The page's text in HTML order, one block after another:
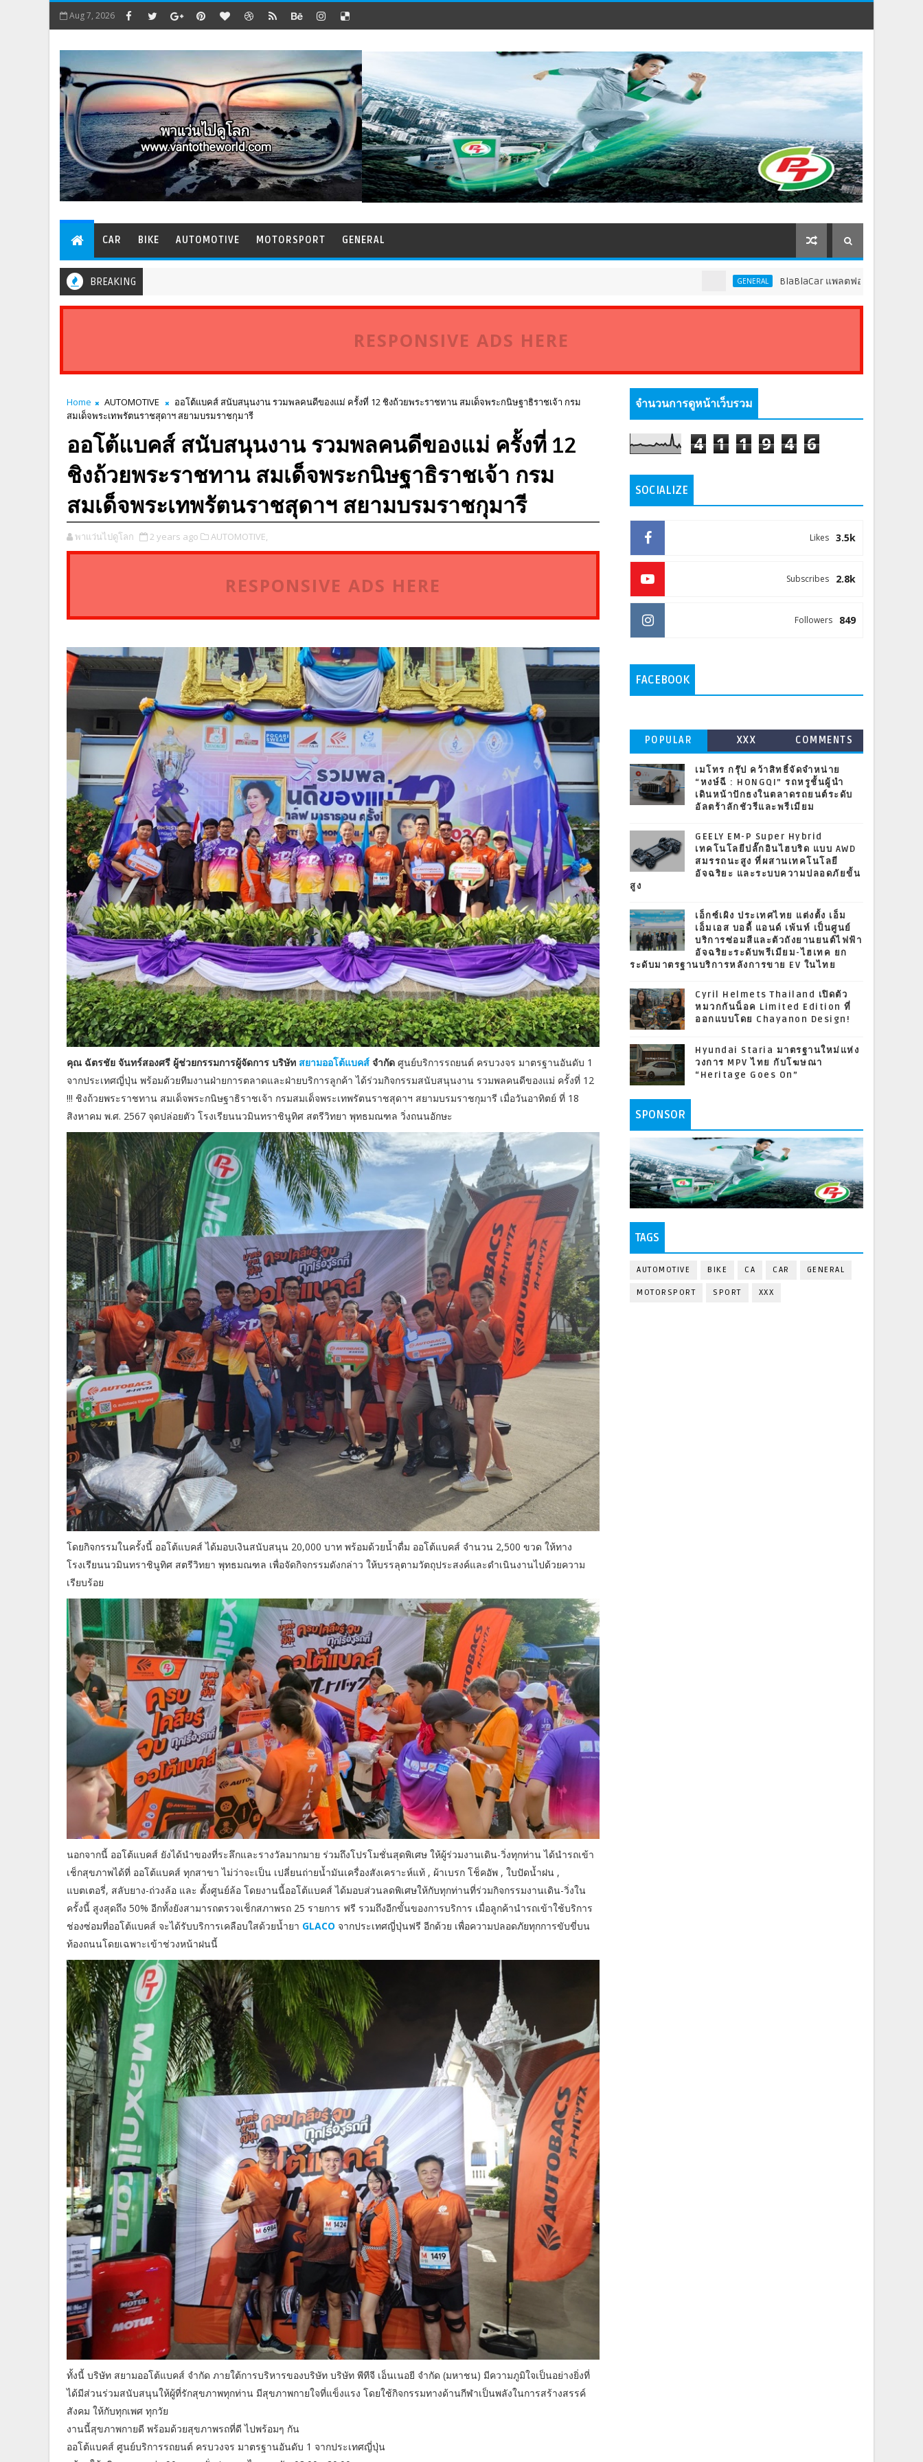
Aug 7, 2026
CAR BIKE AUTOMOTIVE MOTORSPORT GENERAL
BREAKING BlaBlaCar แพลตฟอร์มคาร์พูลชั้นนำระดับโลก ป
RESPONSIVE ADS HERE
Home AUTOMOTIVE
ออโต้แบคส์ สนับสนุนงาน รวมพลคนดีของแม่ ครั้งที่ 12 ชิงถ้วยพระราชทาน สมเด็จพระกนิษฐาธิราชเจ้า กรม
สมเด็จพระเทพรัตนราชสุดาฯ สยามบรมราชกุมารี
ออโต้แบคส์ สนับสนุนงาน รวมพลคนดีของแม่ ครั้งที่ 12
ชิงถ้วยพระราชทาน สมเด็จพระกนิษฐาธิราชเจ้า กรม
สมเด็จพระเทพรัตนราชสุดาฯ สยามบรมราชกุมารี
พาแว่นไปดูโลก 2 years ago AUTOMOTIVE,
RESPONSIVE ADS HERE
คุณ ฉัตรชัย จันทร์สองศรี ผู้ช่วยกรรมการผู้จัดการ บริษัท สยามออโต้แบคส์ จำกัด ศูนย์บริการรถยนต์ ครบวงจร มาตรฐานอันดับ 1
จากประเทศญี่ปุ่น พร้อมด้วยทีมงานฝ่ายการตลาดและฝ่ายบริการลูกค้า ได้ร่วมกิจกรรมสนับสนุนงาน รวมพลคนดีของแม่ ครั้งที่ 12
!!! ชิงถ้วยพระราชทาน สมเด็จพระกนิษฐาธิราชเจ้า กรมสมเด็จพระเทพรัตนราชสุดาฯ สยามบรมราชกุมารี เมื่อวันอาทิตย์ ที่ 18
สิงหาคม พ.ศ. 2567 จุดปล่อยตัว โรงเรียนนวมินทราชินูทิศ สตรีวิทยา พุทธมณฑล วิ่งถนนอักษะ
โดยกิจกรรมในครั้งนี้ ออโต้แบคส์ ได้มอบเงินสนับสนุน 20,000 บาท พร้อมด้วยน้ำดื่ม ออโต้แบคส์ จำนวน 2,500 ขวด ให้ทาง
โรงเรียนนวมินทราชินูทิศ สตรีวิทยา พุทธมณฑล เพื่อจัดกิจกรรมดังกล่าว ให้บรรลุตามวัตถุประสงค์และดำเนินงานไปด้วยความ
เรียบร้อย
นอกจากนี้ ออโต้แบคส์ ยังได้นำของที่ระลึกและรางวัลมากมาย ร่วมถึงโปรโมชั่นสุดพิเศษ ให้ผู้ร่วมงานเดิน-วิ่งทุกท่าน ได้นำรถเข้า
เช็กสุขภาพได้ที่ ออโต้แบคส์ ทุกสาขา ไม่ว่าจะเป็น เปลี่ยนถ่ายน้ำมันเครื่องสังเคราะห์แท้ , ผ้าเบรก โช็คอัพ , ใบปัดน้ำฝน ,
แบตเตอรี่, สลับยาง-ถ่วงล้อ และ ตั้งศูนย์ล้อ โดยงานนี้ออโต้แบคส์ ได้มอบส่วนลดพิเศษให้กับทุกท่านที่ร่วมกิจกรรมงานเดิน-วิ่งใน
ครั้งนี้ สูงสุดถึง 50% อีกทั้งยังสามารถตรวจเช็กสภาพรถ 25 รายการ ฟรี รวมถึงอีกขั้นของการบริการ เมื่อลูกค้านำรถเข้าใช้บริการ
ช่องซ่อมที่ออโต้แบคส์ จะได้รับบริการเคลือบใสด้วยน้ำยา GLACO จากประเทศญี่ปุ่นฟรี อีกด้วย เพื่อความปลอดภัยทุกการขับขี่บน
ท้องถนนโดยเฉพาะเข้าช่วงหน้าฝนนี้
ทั้งนี้ บริษัท สยามออโต้แบคส์ จำกัด ภายใต้การบริหารของบริษัท บริษัท พีทีจี เอ็นเนอยี จำกัด (มหาชน) มีความภูมิใจเป็นอย่างยิ่งที่
ได้มีส่วนร่วมสนับสนุนให้ผู้ที่รักสุขภาพทุกท่าน มีสุขภาพกายใจที่แข็งแรง โดยใช้กิจกรรมทางด้านกีฬาเป็นพลังในการสร้างสรรค์
สังคม ให้กับทุกเพศ ทุกวัย
งานนี้สุขภาพกายดี พร้อมด้วยสุขภาพรถที่ดี ไปพร้อมๆ กัน
ออโต้แบคส์ ศูนย์บริการรถยนต์ ครบวงจร มาตรฐานอันดับ 1 จากประเทศญี่ปุ่น
จำนวนการดูหน้าเว็บรวม
4 1 1 9 4 6
SOCIALIZE
3.5k
Likes
2.8k
Subscribes
849
Followers
FACEBOOK
POPULAR XXX COMMENTS
เมโทร กรุ๊ป คว้าสิทธิ์จัดจำหน่าย
“หงษ์ฉี : HONGQI” รถหรูชั้นผู้นำ
เดินหน้าปักธงในตลาดรถยนต์ระดับ
อัลตร้าลักชัวรีและพรีเมียม
GEELY EM-P Super Hybrid
เทคโนโลยีปลั๊กอินไฮบริด แบบ AWD
สมรรถนะสูง ที่ผสานเทคโนโลยี
อัจฉริยะ และระบบความปลอดภัยขั้น
สูง
เอ็กซ์เผิง ประเทศไทย แต่งตั้ง เอ็ม
เอ็มเอส บอดี้ แอนด์ เพ้นท์ เป็นศูนย์
บริการซ่อมสีและตัวถังยานยนต์ไฟฟ้า
อัจฉริยะระดับพรีเมียม-ไฮเทค ยก
ระดับมาตรฐานบริการหลังการขาย EV ในไทย
Cyril Helmets Thailand เปิดตัว
หมวกกันน็อค Limited Edition ที่
ออกแบบโดย Chayanon Design!
Hyundai Staria มาตรฐานใหม่แห่ง
วงการ MPV ไทย กับโฆษณา
“Heritage Goes On”
SPONSOR
TAGS
AUTOMOTIVE BIKE CA CAR GENERAL
MOTORSPORT SPORT XXX